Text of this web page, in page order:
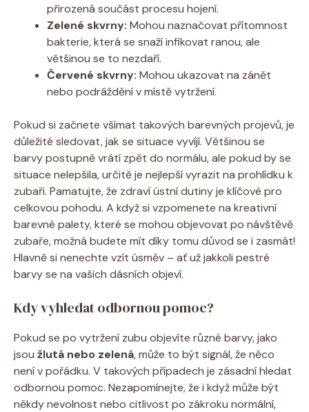
přirozená součást procesu hojení.
Zelené skvrny: Mohou naznačovat přítomnost
bakterie, která se snaží infikovat ranou, ale
většinou se to nezdaří.
Červené skvrny: Mohou ukazovat na zánět
nebo podráždění v místě vytržení.
Pokud si začnete všímat takových barevných projevů, je
důležité sledovat, jak se situace vyvíjí. Většinou se
barvy postupně vrátí zpět do normálu, ale pokud by se
situace nelepšila, určitě je nejlepší vyrazit na prohlídku k
zubaři. Pamatujte, že zdraví ústní dutiny je klíčové pro
celkovou pohodu. A když si vzpomenete na kreativní
barevné palety, které se mohou objevovat po návštěvě
zubaře, možná budete mít díky tomu důvod se i zasmát!
Hlavně si nenechte vzít úsměv – ať už jakkoli pestré
barvy se na vašich dásních objeví.
Kdy vyhledat odbornou pomoc?
Pokud se po vytržení zubu objevíte různé barvy, jako
jsou žlutá nebo zelená, může to být signál, že něco
není v pořádku. V takových případech je zásadní hledat
odbornou pomoc. Nezapomínejte, že i když může být
někdy nevolnost nebo citlivost po zákroku normální,